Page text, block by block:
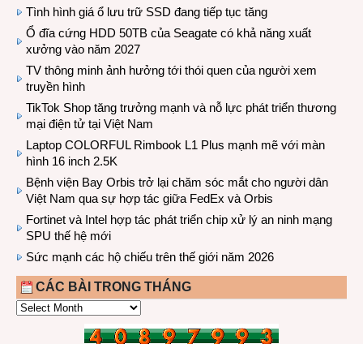
Tình hình giá ổ lưu trữ SSD đang tiếp tục tăng
Ổ đĩa cứng HDD 50TB của Seagate có khả năng xuất
xưởng vào năm 2027
TV thông minh ảnh hưởng tới thói quen của người xem
truyền hình
TikTok Shop tăng trưởng mạnh và nỗ lực phát triển thương
mại điện tử tại Việt Nam
Laptop COLORFUL Rimbook L1 Plus mạnh mẽ với màn
hình 16 inch 2.5K
Bệnh viện Bay Orbis trở lại chăm sóc mắt cho người dân
Việt Nam qua sự hợp tác giữa FedEx và Orbis
Fortinet và Intel hợp tác phát triển chip xử lý an ninh mạng
SPU thế hệ mới
Sức mạnh các hộ chiếu trên thế giới năm 2026
CÁC BÀI TRONG THÁNG
CÁC